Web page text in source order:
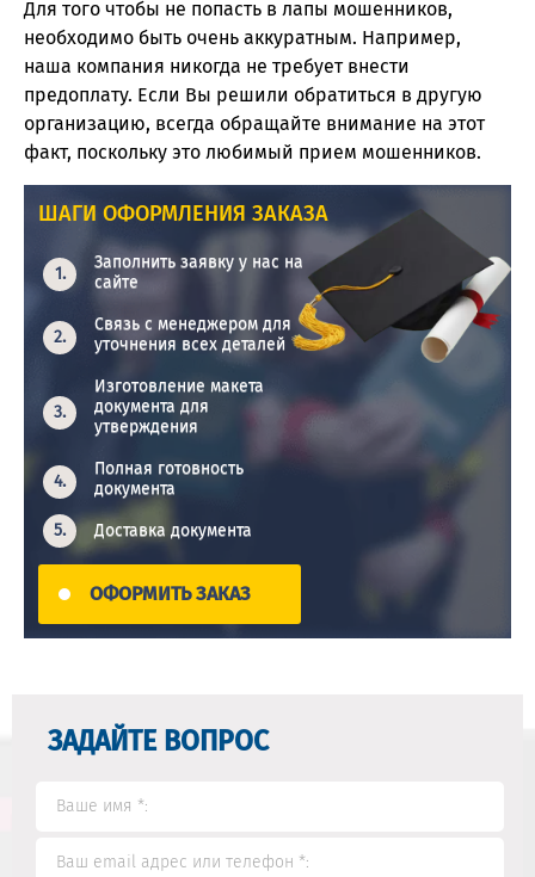
Для того чтобы не попасть в лапы мошенников,
необходимо быть очень аккуратным. Например,
наша компания никогда не требует внести
предоплату. Если Вы решили обратиться в другую
организацию, всегда обращайте внимание на этот
факт, поскольку это любимый прием мошенников.
ШАГИ ОФОРМЛЕНИЯ ЗАКАЗА
Заполнить заявку у нас на
сайте
Связь с менеджером для
уточнения всех деталей
Изготовление макета
документа для
утверждения
Полная готовность
документа
Доставка документа
ОФОРМИТЬ ЗАКАЗ
ЗАДАЙТЕ ВОПРОС